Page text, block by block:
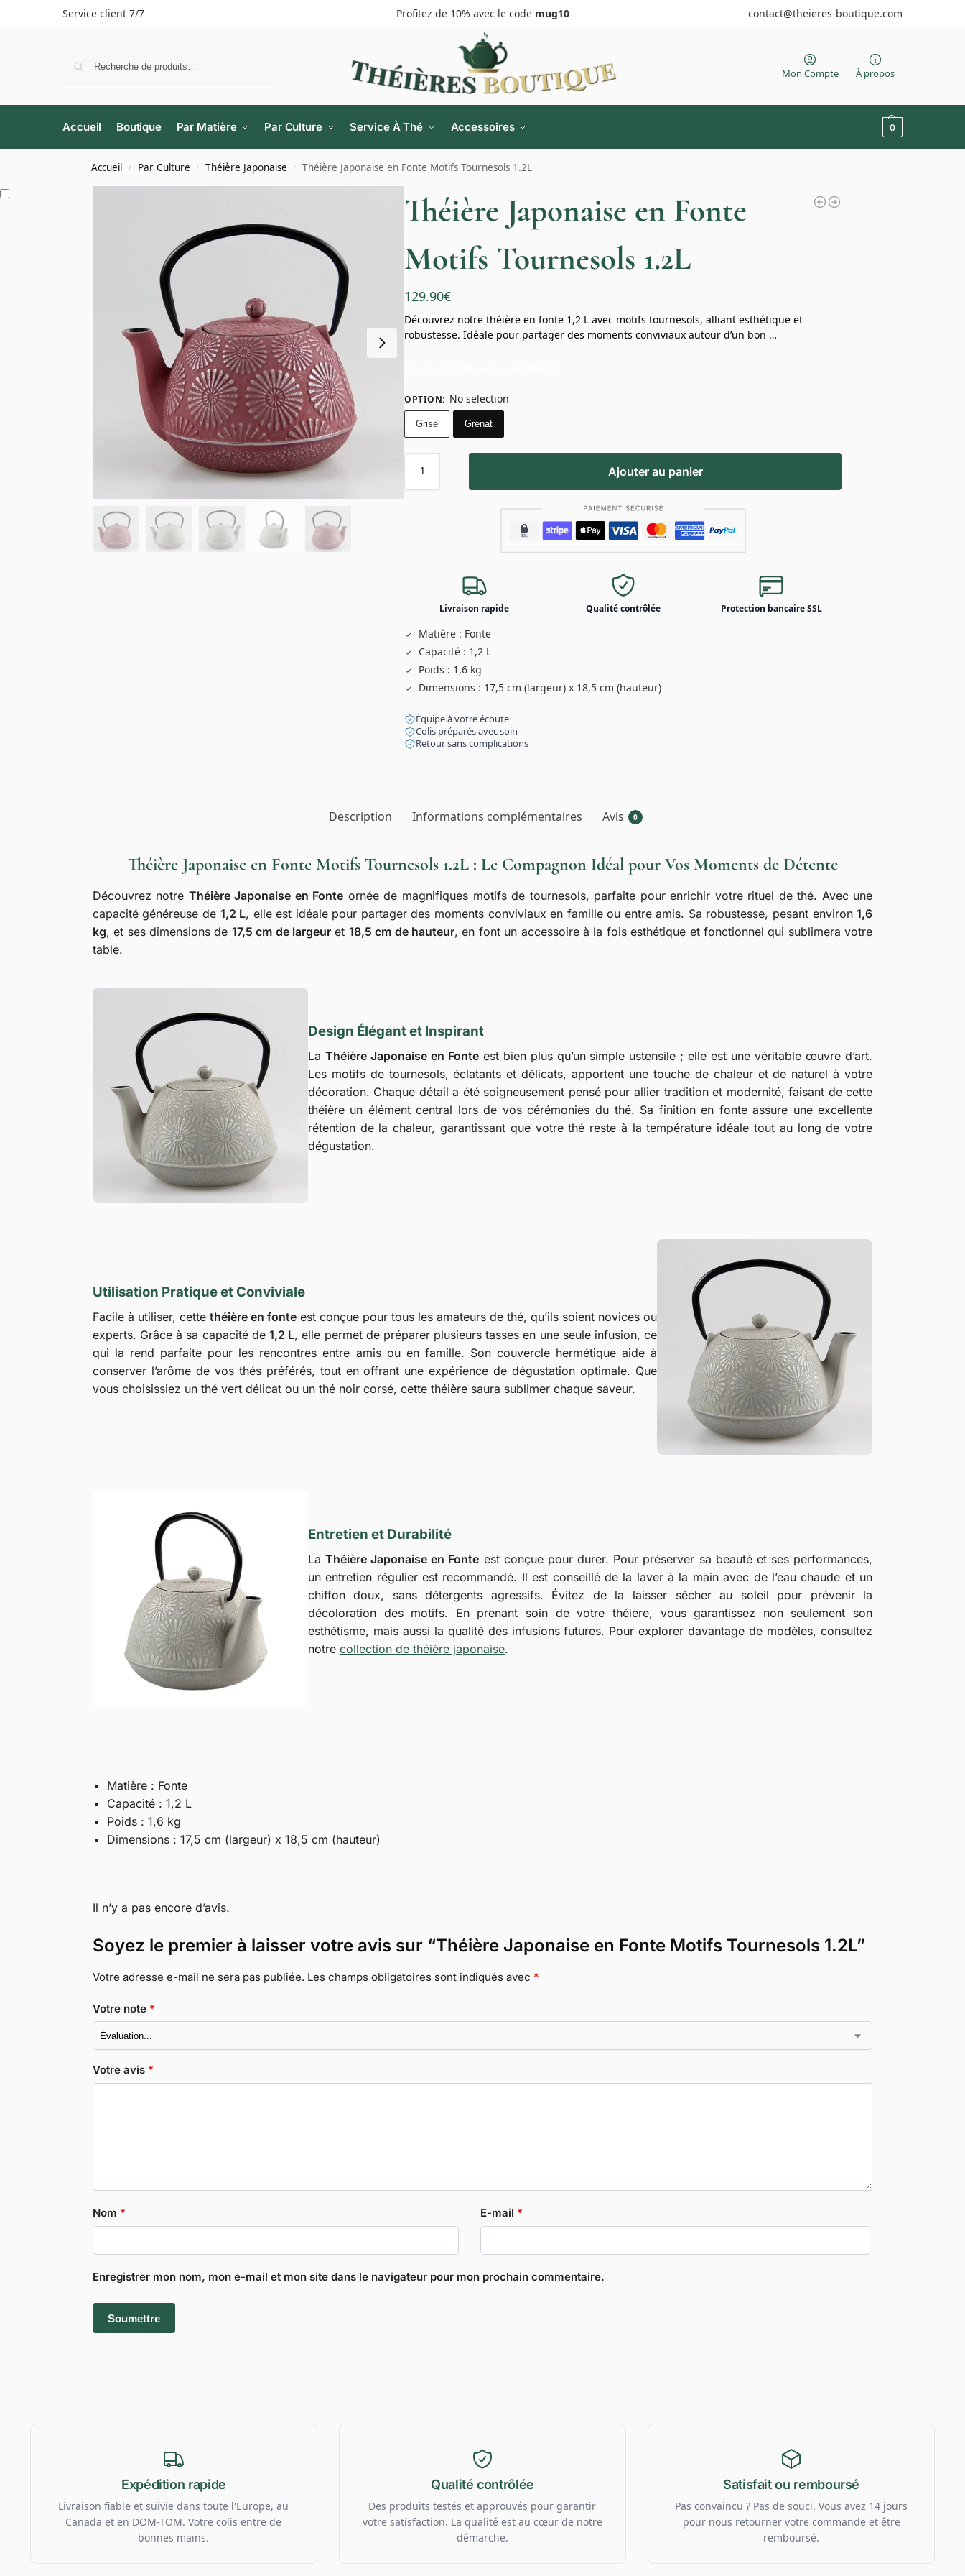
Service client 7/7 Profitez de 10% avec le code mug10 contact@theieres-boutique.com
Mon Compte À propos
Accueil Boutique Par Matière Par Culture Service À Thé Accessoires 0
Accueil / Par Culture / Théière Japonaise / Théière Japonaise en Fonte Motifs Tournesols 1.2L
Théière Japonaise en Fonte
Motifs Tournesols 1.2L
129.90€
Découvrez notre théière en fonte 1,2 L avec motifs tournesols, alliant esthétique et
robustesse. Idéale pour partager des moments conviviaux autour d’un bon …
OPTION: No selection
Grise Grenat
Ajouter au panier
Livraison rapide Qualité contrôlée Protection bancaire SSL
Matière : Fonte
Capacité : 1,2 L
Poids : 1,6 kg
Dimensions : 17,5 cm (largeur) x 18,5 cm (hauteur)
Équipe à votre écoute
Colis préparés avec soin
Retour sans complications
Description Informations complémentaires Avis 0
Théière Japonaise en Fonte Motifs Tournesols 1.2L : Le Compagnon Idéal pour Vos Moments de Détente
Découvrez notre Théière Japonaise en Fonte ornée de magnifiques motifs de tournesols, parfaite pour enrichir votre rituel de thé. Avec une
capacité généreuse de 1,2 L, elle est idéale pour partager des moments conviviaux en famille ou entre amis. Sa robustesse, pesant environ1,6
kg, et ses dimensions de 17,5 cm de largeur et 18,5 cm de hauteur, en font un accessoire à la fois esthétique et fonctionnel qui sublimera votre
table.
Design Élégant et Inspirant
La Théière Japonaise en Fonteest bien plus qu’un simple ustensile ; elle est une véritable œuvre d’art.
Les motifs de tournesols, éclatants et délicats, apportent une touche de chaleur et de naturel à votre
décoration. Chaque détail a été soigneusement pensé pour allier tradition et modernité, faisant de cette
théière un élément central lors de vos cérémonies du thé. Sa finition en fonte assure une excellente
rétention de la chaleur, garantissant que votre thé reste à la température idéale tout au long de votre
dégustation.
Utilisation Pratique et Conviviale
Facile à utiliser, cette théière en fonteest conçue pour tous les amateurs de thé, qu’ils soient novices ou
experts. Grâce à sa capacité de 1,2 L, elle permet de préparer plusieurs tasses en une seule infusion, ce
qui la rend parfaite pour les rencontres entre amis ou en famille. Son couvercle hermétique aide à
conserver l’arôme de vos thés préférés, tout en offrant une expérience de dégustation optimale. Que
vous choisissiez un thé vert délicat ou un thé noir corsé, cette théière saura sublimer chaque saveur.
Entretien et Durabilité
LaThéière Japonaise en Fonte est conçue pour durer. Pour préserver sa beauté et ses performances,
un entretien régulier est recommandé. Il est conseillé de la laver à la main avec de l’eau chaude et un
chiffon doux, sans détergents agressifs. Évitez de la laisser sécher au soleil pour prévenir la
décoloration des motifs. En prenant soin de votre théière, vous garantissez non seulement son
esthétisme, mais aussi la qualité des infusions futures. Pour explorer davantage de modèles, consultez
notre collection de théière japonaise.
Matière : Fonte
Capacité : 1,2 L
Poids : 1,6 kg
Dimensions : 17,5 cm (largeur) x 18,5 cm (hauteur)
Il n’y a pas encore d’avis.
Soyez le premier à laisser votre avis sur “Théière Japonaise en Fonte Motifs Tournesols 1.2L”
Votre adresse e-mail ne sera pas publiée. Les champs obligatoires sont indiqués avec *
Votre note *
Votre avis *
Nom * E-mail *
Enregistrer mon nom, mon e-mail et mon site dans le navigateur pour mon prochain commentaire.
Expédition rapide
Livraison fiable et suivie dans toute l'Europe, au
Canada et en DOM-TOM. Votre colis entre de
bonnes mains.
Qualité contrôlée
Des produits testés et approuvés pour garantir
votre satisfaction. La qualité est au cœur de notre
démarche.
Satisfait ou remboursé
Pas convaincu ? Pas de souci. Vous avez 14 jours
pour nous retourner votre commande et être
remboursé.